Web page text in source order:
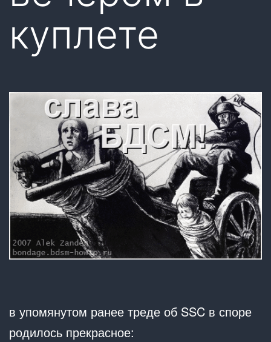
куплете
в упомянутом ранее треде об SSC в споре
родилось прекрасное: